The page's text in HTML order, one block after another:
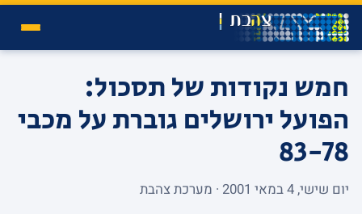
חמש נקודות של תסכול:
הפועל ירושלים גוברת על מכבי
83-78
יום שישי, 4 במאי 2001 · מערכת צהבת